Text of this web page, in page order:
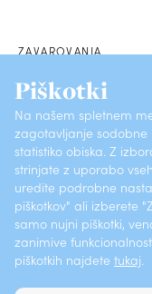
Piškotki
Na našem spletnem
zagotavljanje sodobne
statistiko obiska. Z
strinjate z uporabo
uredite podrobne
piškotkov" ali izberete
samo nujni piškotki,
zanimive
piškotkih najdete tukaj.
ZAVAROVANJA
POSLOVALNICE
O ZAVAROVALNICI
PRIJAVI ŠKODO
Vsebine (ISSN 1581-